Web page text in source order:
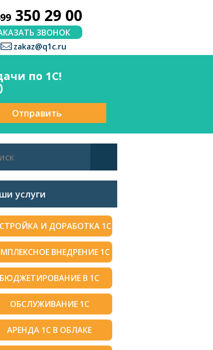
350 29 00
ЗВОНОК
zakaz@q1c.ru
по 1С!
Отправить
услуги
И ДОРАБОТКА 1С
ВНЕДРЕНИЕ 1С
БЮДЖЕТИРОВАНИЕ В 1С
ОБСЛУЖИВАНИЕ 1С
АРЕНДА 1С В ОБЛАКЕ